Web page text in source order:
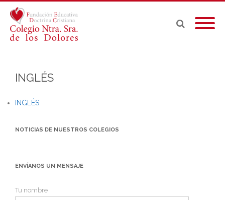
INGLÉS
INGLÉS
NOTICIAS DE NUESTROS COLEGIOS
ENVÍANOS UN MENSAJE
Tu nombre